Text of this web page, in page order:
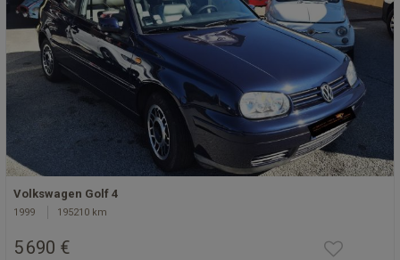
Volkswagen Golf 4
1999 195210 km
5 690 €